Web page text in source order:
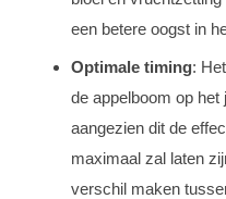
een betere oogst in
Optimale timing:
de appelboom op
aangezien dit de
maximaal zal laten
verschil maken